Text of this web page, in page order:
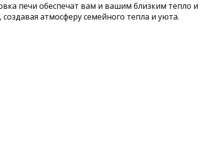
печи обеспечат вам и вашим близким тепло и
атмосферу семейного тепла и уюта.